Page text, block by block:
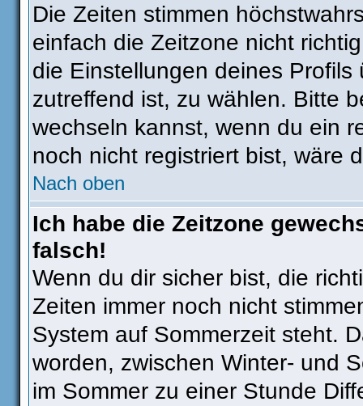
Die Zeiten stimmen
einfach die Zeitzone nicht
die Einstellungen deines
zutreffend ist, zu wählen. Bitte
wechseln kannst, wenn du ein
noch nicht registriert bist, wäre
Nach oben
Ich habe die Zeitzone
falsch!
Wenn du dir sicher bist, die
Zeiten immer noch nicht
System auf Sommerzeit steht.
worden, zwischen Winter- und
im Sommer zu einer Stunde